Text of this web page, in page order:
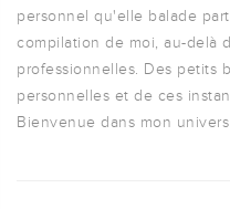
personnel qu'elle balade
compilation de moi, au-delà
professionnelles. Des petits
personnelles et de ces
Bienvenue dans mon